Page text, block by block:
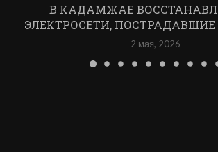
В КАДАМЖАЕ
ЭЛЕКТРОСЕТИ, ПОСТРАДАВШИЕ
2 мая, 2026